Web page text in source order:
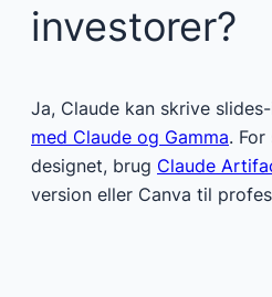
investorer?
Ja, Claude kan skrive
med Claude og Gamma.
designet, brug Claude
version eller Canva til